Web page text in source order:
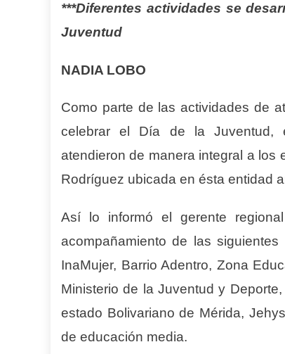
***Diferentes actividades se
Juventud
NADIA LOBO
Como parte de las actividades de
celebrar el Día de la Juventud,
atendieron de manera integral a los
Rodríguez ubicada en ésta entidad
Así lo informó el gerente
acompañamiento de las
InaMujer, Barrio Adentro, Zona
Ministerio de la Juventud y
estado Bolivariano de Mérida,
de educación media.